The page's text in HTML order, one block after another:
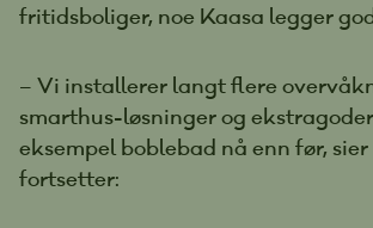
fritidsboliger, noe Kaasa legger
– Vi installerer langt flere
smarthus-løsninger og
eksempel boblebad nå enn før, sier
fortsetter: